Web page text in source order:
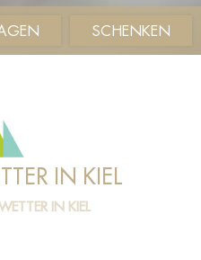
SCHENKEN
IN KIEL
IN KIEL